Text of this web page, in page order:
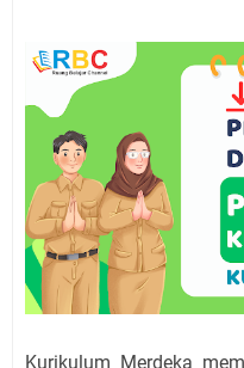
Kurikulum Merdeka